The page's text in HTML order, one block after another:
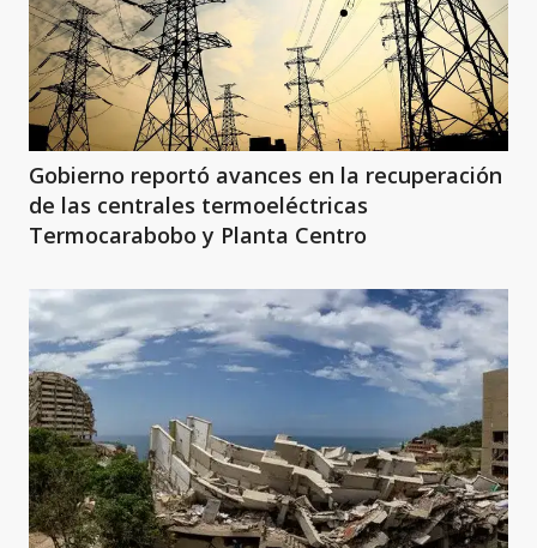
Gobierno reportó avances en la recuperación
de las centrales termoeléctricas
Termocarabobo y Planta Centro